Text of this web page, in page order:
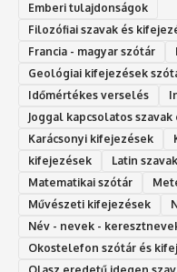
Emberi tulajdonságok
Filozófiai szavak és
Francia - magyar szótár
Geológiai kifejezések
Időmértékes verselés
Joggal kapcsolatos
Karácsonyi kifejezések
kifejezések
Latin szavak
Matematikai szótár
Művészeti kifejezések
Név - nevek -
Okostelefon szótár és